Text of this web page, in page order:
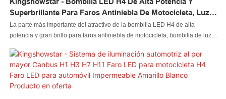
Superbrillante Para Faros Antiniebla De Motocicleta, Luz
De Carretera Y De Cruce, 9003 LED
La parte más importante del atractivo de la bombilla LED H4 de alta
potencia y gran brillo para faros antiniebla de motocicleta, bombilla de luz
de alta calidad, el producto tiene muchas características excelentes.
Además, tiene una apariencia única que está diseñada para mantenerse al
día con las últimas tendencias de nuestros diseñadores creativos. Esta luz
LED para automóvil, luz LED para roca, luz LED para látigo, luz LED para